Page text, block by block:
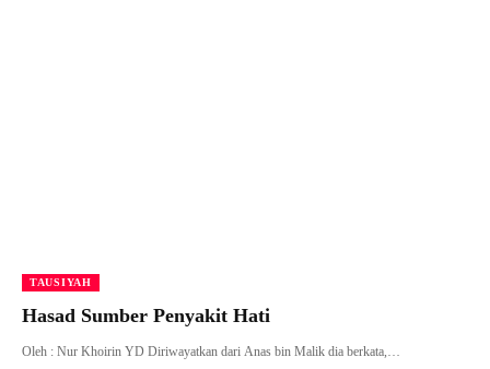
TAUSIYAH
Hasad Sumber Penyakit Hati
Oleh : Nur Khoirin YD Diriwayatkan dari Anas bin Malik dia berkata,…